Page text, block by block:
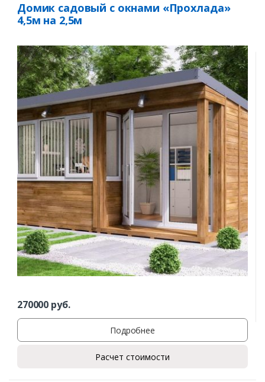
Домик садовый с окнами «Прохлада»
4,5м на 2,5м
270000 руб.
Подробнее
Расчет стоимости